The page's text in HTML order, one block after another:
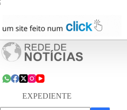
EXPEDIENTE